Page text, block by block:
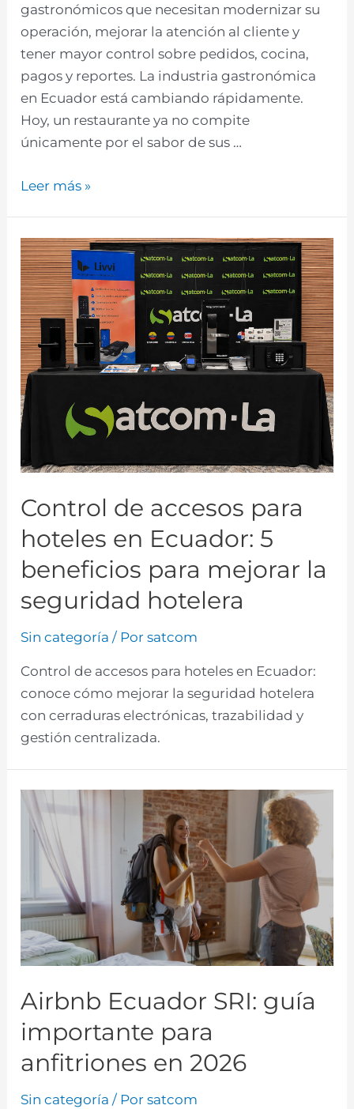
gastronómicos que necesitan modernizar su
operación, mejorar la atención al cliente y
tener mayor control sobre pedidos, cocina,
pagos y reportes. La industria gastronómica
en Ecuador está cambiando rápidamente.
Hoy, un restaurante ya no compite
únicamente por el sabor de sus …
Leer más »
Control de accesos para
hoteles en Ecuador: 5
beneficios para mejorar la
seguridad hotelera
Sin categoría / Porsatcom
Control de accesos para hoteles en Ecuador:
conoce cómo mejorar la seguridad hotelera
con cerraduras electrónicas, trazabilidad y
gestión centralizada.
Airbnb Ecuador SRI: guía
importante para
anfitriones en 2026
Sin categoría / Porsatcom